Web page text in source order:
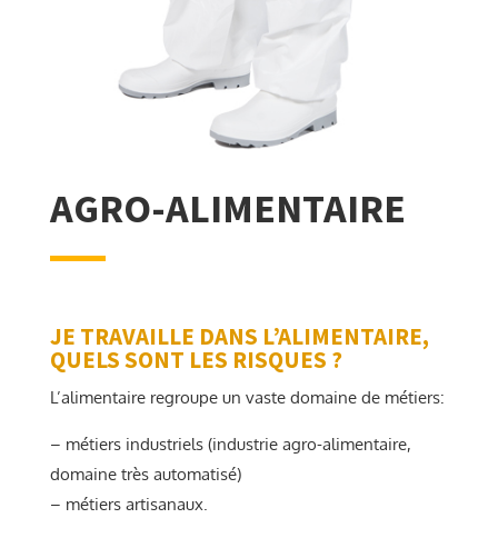
AGRO-ALIMENTAIRE
JE TRAVAILLE DANS L’ALIMENTAIRE,
QUELS SONT LES RISQUES ?
L’alimentaire regroupe un vaste domaine de métiers:
– métiers industriels (industrie agro-alimentaire,
domaine très automatisé)
– métiers artisanaux.